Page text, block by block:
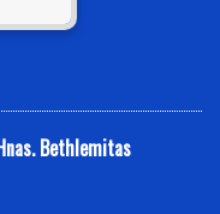
Bethlemitas